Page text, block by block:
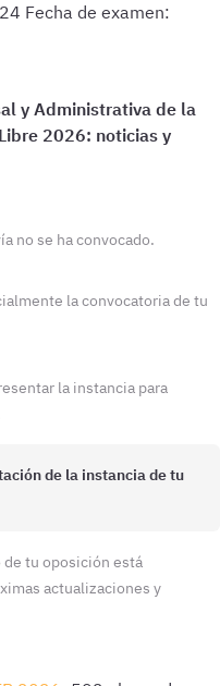
Fecha de examen:
no se ha convocado.
la convocatoria de tu
la instancia para
de la instancia de tu
tu oposición está
actualizaciones y